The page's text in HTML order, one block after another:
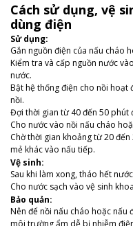
Cách sử dụng, vệ
dùng điện
Sử dụng:
Gắn nguồn điện của nấu cháo
Kiểm tra và cấp nguồn nước
nước.
Bật hệ thống điện cho nồi hoạt
nồi.
Đợi thời gian từ 40 đến 50 phút
Cho nước vào nồi nấu cháo
Chờ thời gian khoảng từ 20
mẻ khác vào nấu tiếp.
Vệ sinh:
Sau khi làm xong, tháo hết
Cho nước sạch vào vệ sinh
Bảo quản:
Nên để nồi nấu cháo hoặc nấu
môi trường ẩm dễ bị nhiễm